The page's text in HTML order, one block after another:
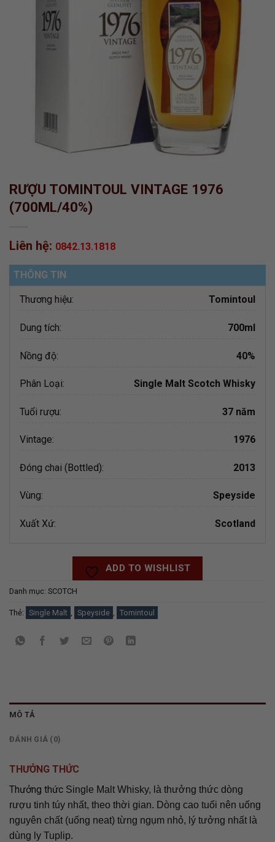
RƯỢU TOMINTOUL VINTAGE 1976
(700ML/40%)
Liên hệ: 0842.13.1818
THÔNG TIN
Thương hiệu: Tomintoul
Dung tích: 700ml
Nồng độ: 40%
Phân Loại: Single Malt Scotch Whisky
Tuổi rượu: 37 năm
Vintage: 1976
Đóng chai (Bottled): 2013
Vùng: Speyside
Xuất Xứ: Scotland
ADD TO WISHLIST
Danh mục: SCOTCH
Thẻ: Single Malt , Speyside , Tomintoul
MÔ TẢ
ĐÁNH GIÁ (0)
THƯỞNG THỨC
Thưởng thức Single Malt Whisky, là thưởng thức dòng
rượu tinh túy nhất, theo thời gian. Dòng cao tuổi nên uống
nguyên chất (uống neat) từng ngụm nhỏ, lý tưởng nhất là
dùng ly Tuplip.